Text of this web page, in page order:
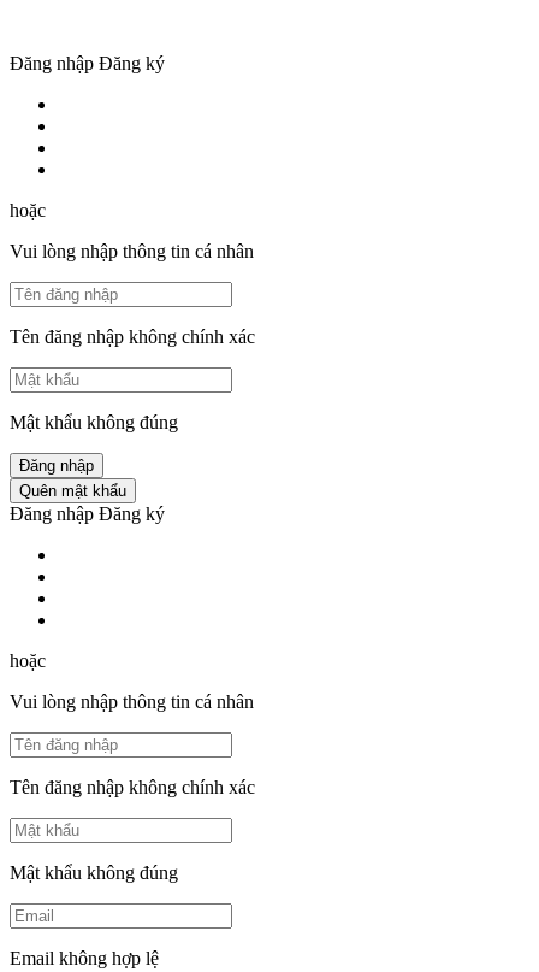
Đăng nhập Đăng ký
hoặc
Vui lòng nhập thông tin cá nhân
Tên đăng nhập không chính xác
Mật khẩu không đúng
Đăng nhập
Quên mật khẩu
Đăng nhập Đăng ký
hoặc
Vui lòng nhập thông tin cá nhân
Tên đăng nhập không chính xác
Mật khẩu không đúng
Email không hợp lệ